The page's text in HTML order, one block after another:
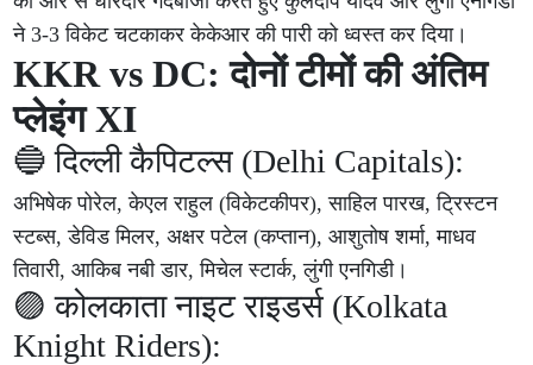
ने 3-3 विकेट चटकाकर केकेआर की पारी को ध्वस्त कर दिया।
KKR vs DC: दोनों टीमों की अंतिम
प्लेइंग XI
🔵 दिल्ली कैपिटल्स (Delhi Capitals):
अभिषेक पोरेल, केएल राहुल (विकेटकीपर), साहिल पारख, ट्रिस्टन
स्टब्स, डेविड मिलर, अक्षर पटेल (कप्तान), आशुतोष शर्मा, माधव
तिवारी, आकिब नबी डार, मिचेल स्टार्क, लुंगी एनगिडी।
🟣 कोलकाता नाइट राइडर्स (Kolkata
Knight Riders):